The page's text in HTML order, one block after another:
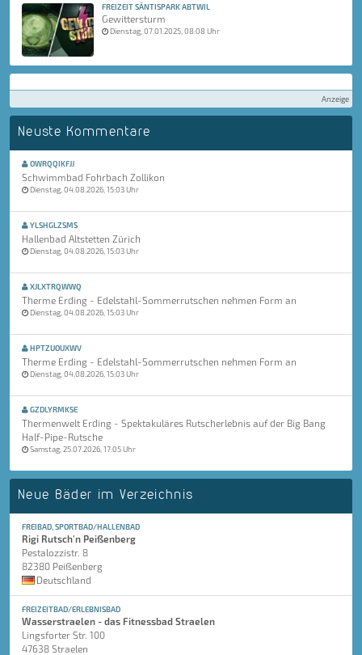
FREIZEIT SÄNTISPARK ABTWIL
Gewittersturm
Dienstag, 07.01.2025, 08:08 Uhr
Anzeige
Neuste Kommentare
OWRQQIKFJJ
Schwimmbad Fohrbach Zollikon
Dienstag, 04.08.2026, 15:03 Uhr
YLSHGLZSMS
Hallenbad Altstetten Zürich
Dienstag, 04.08.2026, 15:03 Uhr
XJLXTRQWWQ
Therme Erding - Edelstahl-Sommerrutschen nehmen Form an
Dienstag, 04.08.2026, 15:03 Uhr
HPTZUOUXWV
Therme Erding - Edelstahl-Sommerrutschen nehmen Form an
Dienstag, 04.08.2026, 15:03 Uhr
GZDLYRMKSE
Thermenwelt Erding - Spektakuläres Rutscherlebnis auf der Big Bang
Half-Pipe-Rutsche
Samstag, 25.07.2026, 17:05 Uhr
Neue Bäder im Verzeichnis
FREIBAD, SPORTBAD/HALLENBAD
Rigi Rutsch'n Peißenberg
Pestalozzistr. 8
82380 Peißenberg
Deutschland
FREIZEITBAD/ERLEBNISBAD
Wasserstraelen - das Fitnessbad Straelen
Lingsforter Str. 100
47638 Straelen